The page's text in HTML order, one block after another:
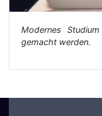
Modernes
gemacht werden.